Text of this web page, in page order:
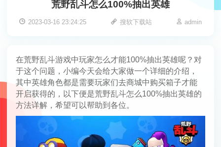
荒野乱斗怎么100%抽出英雄
2023-03-16 23:24:25 搜软下载站 admin
在荒野乱斗游戏中玩家怎么才能100%抽出英雄呢？对
于这个问题，小编今天会给大家做一个详细的介绍，
其中英雄角色都是需要玩家们去商城中购买箱子才能
开启获得的，以下便是荒野乱斗怎么100%抽出英雄的
方法详解，希望可以帮助到各位。